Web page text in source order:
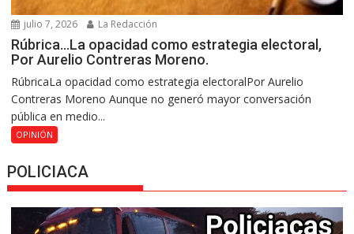
julio 7, 2026 La Redacción
Rúbrica…La opacidad como estrategia electoral,
Por Aurelio Contreras Moreno.
RúbricaLa opacidad como estrategia electoralPor Aurelio
Contreras Moreno Aunque no generó mayor conversación
pública en medio...
OPINIÓN
POLICIACA